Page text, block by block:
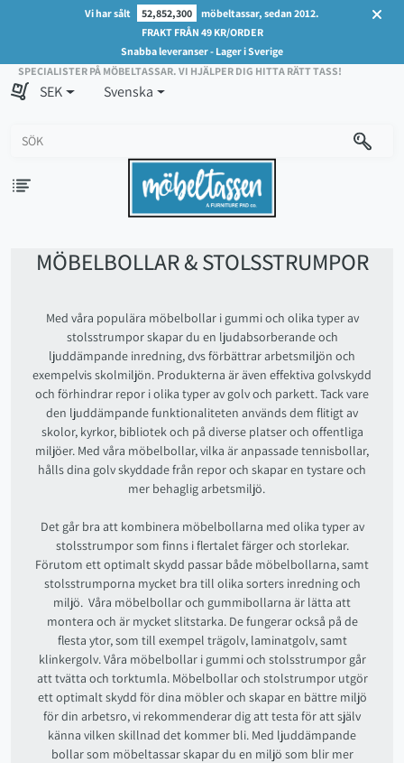
Vi har sålt 52,852,300
möbeltassar, sedan 2012.
FRAKT FRÅN 49 KR/ORDER
Snabba leveranser - Lager i Sverige
SPECIALISTER PÅ MÖBELTASSAR. VI HJÄLPER DIG HITTA RÄTT TASS!
SEK Svenska
MÖBELBOLLAR & STOLSSTRUMPOR
Med våra populära möbelbollar i gummi och olika typer av
stolsstrumpor skapar du en ljudabsorberande och
ljuddämpande inredning, dvs förbättrar arbetsmiljön och
exempelvis skolmiljön. Produkterna är även effektiva golvskydd
och förhindrar repor i olika typer av golv och parkett. Tack vare
den ljuddämpande funktionaliteten används dem flitigt av
skolor, kyrkor, bibliotek och på diverse platser och offentliga
miljöer. Med våra möbelbollar, vilka är anpassade tennisbollar,
hålls dina golv skyddade från repor och skapar en tystare och
mer behaglig arbetsmiljö.
Det går bra att kombinera möbelbollarna med olika typer av
stolsstrumpor som finns i flertalet färger och storlekar.
Förutom ett optimalt skydd passar både möbelbollarna, samt
stolsstrumporna mycket bra till olika sorters inredning och
miljö. Våra möbelbollar och gummibollarna är lätta att
montera och är mycket slitstarka. De fungerar också på de
flesta ytor, som till exempel trägolv, laminatgolv, samt
klinkergolv. Våra möbelbollar i gummi och stolsstrumpor går
att tvätta och torktumla. Möbelbollar och stolstrumpor utgör
ett optimalt skydd för dina möbler och skapar en bättre miljö
för din arbetsro, vi rekommenderar dig att testa för att själv
känna vilken skillnad det kommer bli. Med ljuddämpande
bollar som möbeltassar skapar du en miljö som blir mer